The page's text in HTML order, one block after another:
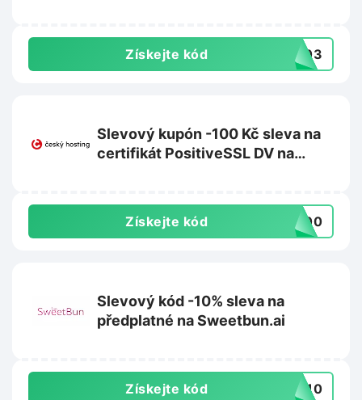
Získejte kód 2303
Slevový kupón -100 Kč sleva na
certifikát PositiveSSL DV na
Získejte kód E100
Slevový kód -10% sleva na
předplatné na Sweetbun.ai
Získejte kód ET10